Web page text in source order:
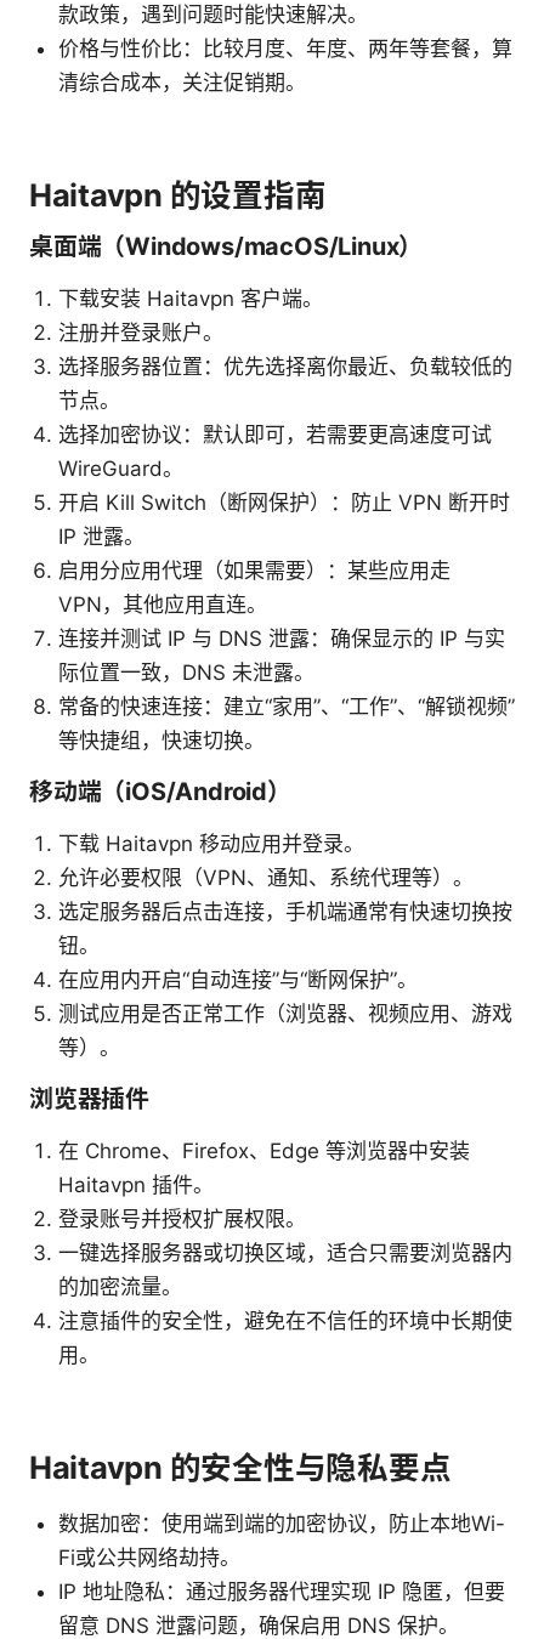
款政策，遇到问题时能快速解决。
价格与性价比：比较月度、年度、两年等套餐，算
清综合成本，关注促销期。
Haitavpn 的设置指南
桌面端（Windows/macOS/Linux）
下载安装 Haitavpn 客户端。
注册并登录账户。
选择服务器位置：优先选择离你最近、负载较低的
节点。
选择加密协议：默认即可，若需要更高速度可试
WireGuard。
开启 Kill Switch（断网保护）：防止 VPN 断开时
IP 泄露。
启用分应用代理（如果需要）：某些应用走
VPN，其他应用直连。
连接并测试 IP 与 DNS 泄露：确保显示的 IP 与实
际位置一致，DNS 未泄露。
常备的快速连接：建立“家用”、“工作”、“解锁视频”
等快捷组，快速切换。
移动端（iOS/Android）
下载 Haitavpn 移动应用并登录。
允许必要权限（VPN、通知、系统代理等）。
选定服务器后点击连接，手机端通常有快速切换按
钮。
在应用内开启“自动连接”与“断网保护”。
测试应用是否正常工作（浏览器、视频应用、游戏
等）。
浏览器插件
在 Chrome、Firefox、Edge 等浏览器中安装
Haitavpn 插件。
登录账号并授权扩展权限。
一键选择服务器或切换区域，适合只需要浏览器内
的加密流量。
注意插件的安全性，避免在不信任的环境中长期使
用。
Haitavpn 的安全性与隐私要点
数据加密：使用端到端的加密协议，防止本地Wi-
Fi或公共网络劫持。
IP 地址隐私：通过服务器代理实现 IP 隐匿，但要
留意 DNS 泄露问题，确保启用 DNS 保护。